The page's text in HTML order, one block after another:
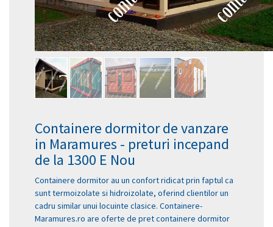
Containere dormitor de vanzare
in Maramures - preturi incepand
de la 1300 E Nou
Containere dormitor au un confort ridicat prin faptul ca
sunt termoizolate si hidroizolate, oferind clientilor un
cadru similar unui locuinte clasice. Containere-
Maramures.ro are oferte de pret containere dormitor